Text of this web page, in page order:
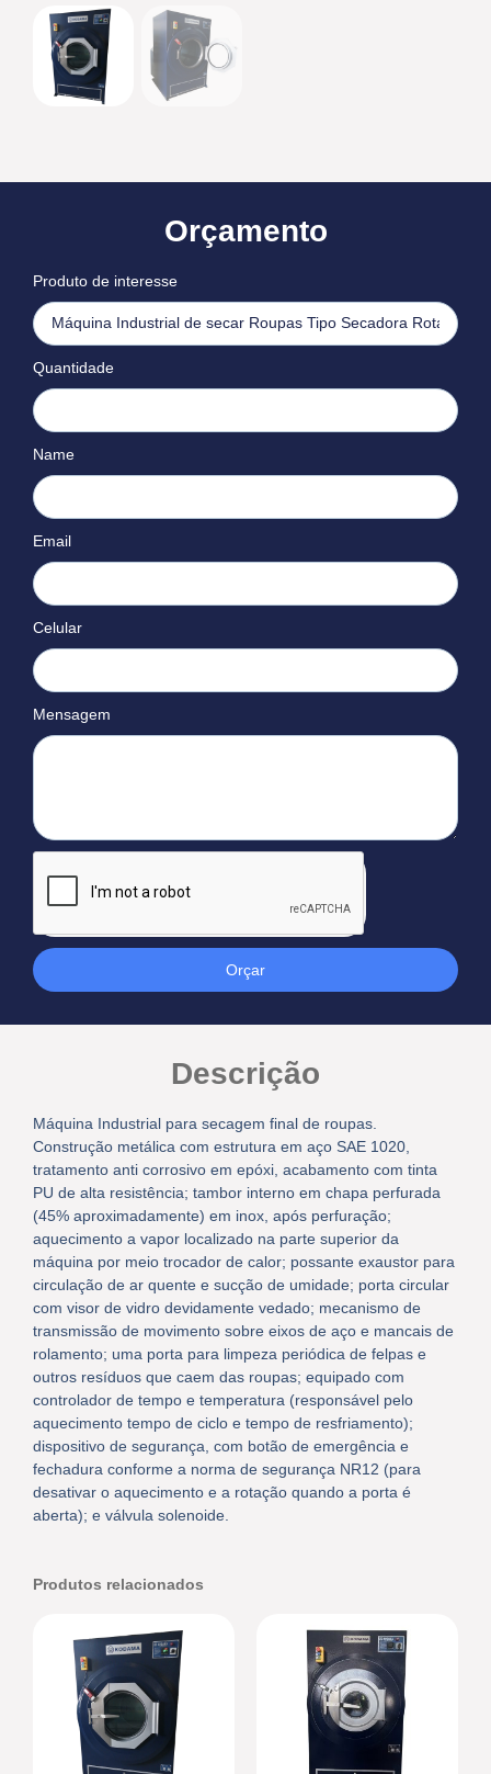
Orçamento
Produto de interesse
Quantidade
Name
Email
Celular
Mensagem
Orçar
Descrição
Máquina Industrial para secagem final de roupas.
Construção metálica com estrutura em aço SAE 1020,
tratamento anti corrosivo em epóxi, acabamento com tinta
PU de alta resistência; tambor interno em chapa perfurada
(45% aproximadamente) em inox, após perfuração;
aquecimento a vapor localizado na parte superior da
máquina por meio trocador de calor; possante exaustor para
circulação de ar quente e sucção de umidade; porta circular
com visor de vidro devidamente vedado; mecanismo de
transmissão de movimento sobre eixos de aço e mancais de
rolamento; uma porta para limpeza periódica de felpas e
outros resíduos que caem das roupas; equipado com
controlador de tempo e temperatura (responsável pelo
aquecimento tempo de ciclo e tempo de resfriamento);
dispositivo de segurança, com botão de emergência e
fechadura conforme a norma de segurança NR12 (para
desativar o aquecimento e a rotação quando a porta é
aberta); e válvula solenoide.
Produtos relacionados